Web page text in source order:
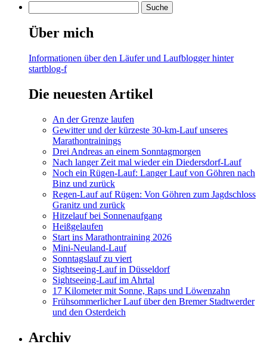
Über mich
Informationen über den Läufer und Laufblogger hinter
startblog-f
Die neuesten Artikel
An der Grenze laufen
Gewitter und der kürzeste 30-km-Lauf unseres
Marathontrainings
Drei Andreas an einem Sonntagmorgen
Nach langer Zeit mal wieder ein Diedersdorf-Lauf
Noch ein Rügen-Lauf: Langer Lauf von Göhren nach
Binz und zurück
Regen-Lauf auf Rügen: Von Göhren zum Jagdschloss
Granitz und zurück
Hitzelauf bei Sonnenaufgang
Heißgelaufen
Start ins Marathontraining 2026
Mini-Neuland-Lauf
Sonntagslauf zu viert
Sightseeing-Lauf in Düsseldorf
Sightseeing-Lauf im Ahrtal
17 Kilometer mit Sonne, Raps und Löwenzahn
Frühsommerlicher Lauf über den Bremer Stadtwerder
und den Osterdeich
Archiv